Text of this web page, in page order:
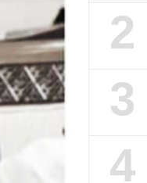
2
3
4